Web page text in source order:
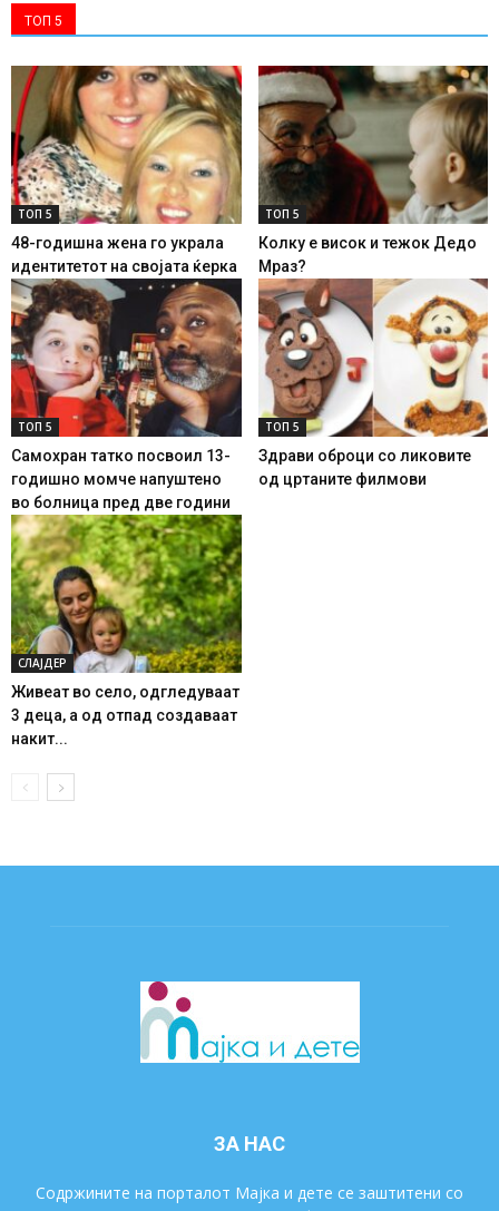
ТОП 5
ТОП 5
48-годишна жена го украла
идентитетот на својата ќерка
ТОП 5
Колку е висок и тежок Дедо
Мраз?
ТОП 5
Самохран татко посвоил 13-
годишно момче напуштено
во болница пред две години
ТОП 5
Здрави оброци со ликовите
од цртаните филмови
СЛАЈДЕР
Живеат во село, одгледуваат
3 деца, а од отпад создаваат
накит...
ЗА НАС
Содржините на порталот Мајка и дете се заштитени со